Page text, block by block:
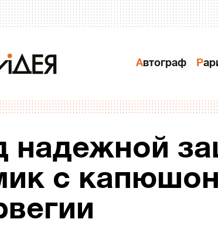
Автограф
надежной
с